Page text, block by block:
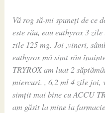
Vă rog să-mi spuneți de ce
este rău, eau euthyrox 3
zile 125 mg. Joi ,vineri,
euthyrox mă simt rău
TRYROX am luat 2
miercuri. , 6,2 ml 4 zile joi,
simțit mai bine cu ACCU
am găsit la mine la